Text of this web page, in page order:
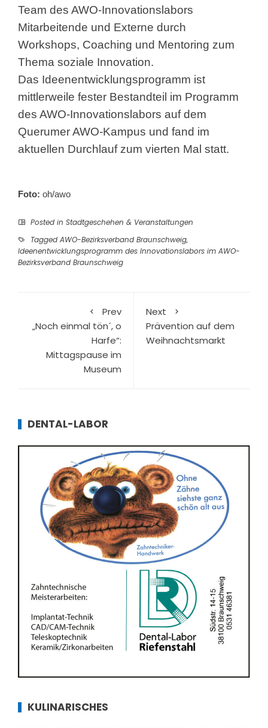
Team des AWO-Innovationslabors
Mitarbeitende und Externe durch
Workshops, Coaching und Mentoring zum
Thema soziale Innovation.
Das Ideenentwicklungsprogramm ist
mittlerweile fester Bestandteil im Programm
des AWO-Innovationslabors auf dem
Querumer AWO-Kampus und fand im
aktuellen Durchlauf zum vierten Mal statt.
Foto: oh/awo
Posted in Stadtgeschehen & Veranstaltungen
Tagged AWO-Bezirksverband Braunschweig,
Ideenentwicklungsprogramm des Innovationslabors im AWO-
Bezirksverband Braunschweig
Prev
„Noch einmal tön´, o
Harfe“:
Mittagspause im
Museum
Next
Prävention auf dem
Weihnachtsmarkt
DENTAL-LABOR
KULINARISCHES